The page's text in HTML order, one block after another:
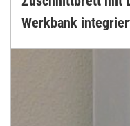
Werkbank